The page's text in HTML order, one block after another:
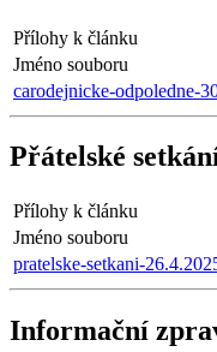
Přílohy k článku
Jméno souboru
carodejnicke-odpoledne-
Přátelské
Přílohy k článku
Jméno souboru
pratelske-setkani-
Informační